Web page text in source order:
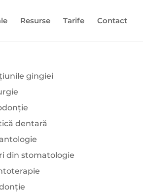
Resurse Tarife Contact
gingiei
dentară
din stomatologie